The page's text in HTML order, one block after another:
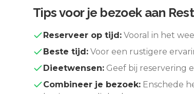
Tips voor je bezoek aan
Reserveer op tijd: Vooral in het
Beste tijd: Voor een rustigere
Dieetwensen: Geef bij reservering
Combineer je bezoek: Enschede